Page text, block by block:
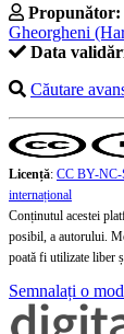
Propunător:
Gheorgheni
Data
Căutare
Licență: CC BY-NC-
internațional
Conținutul acestei
posibil, a autorului.
poată fi utilizate liber
Semnalați o